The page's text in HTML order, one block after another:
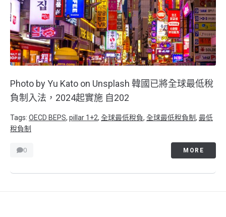
Photo by Yu Kato on Unsplash 韓國已將全球最低稅
負制入法，2024起實施 自202
Tags: OECD BEPS, pillar 1+2, 全球最低稅負, 全球最低稅負制, 最低
稅負制
0 MORE